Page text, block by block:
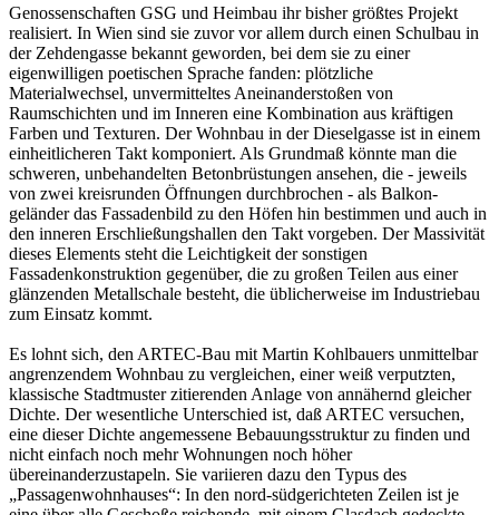
Genossenschaften GSG und Heimbau ihr bisher größtes Projekt
realisiert. In Wien sind sie zuvor vor allem durch einen Schulbau in
der Zehdengasse bekannt geworden, bei dem sie zu einer
eigenwilligen poetischen Sprache fanden: plötzliche
Materialwechsel, unvermitteltes Aneinanderstoßen von
Raumschichten und im Inneren eine Kombination aus kräftigen
Farben und Texturen. Der Wohnbau in der Dieselgasse ist in einem
einheitlicheren Takt komponiert. Als Grundmaß könnte man die
schweren, unbehandelten Betonbrüstungen ansehen, die - jeweils
von zwei kreisrunden Öffnungen durchbrochen - als Balkon-
geländer das Fassadenbild zu den Höfen hin bestimmen und auch in
den inneren Erschließungshallen den Takt vorgeben. Der Massivität
dieses Elements steht die Leichtigkeit der sonstigen
Fassadenkonstruktion gegenüber, die zu großen Teilen aus einer
glänzenden Metallschale besteht, die üblicherweise im Industriebau
zum Einsatz kommt.
Es lohnt sich, den ARTEC-Bau mit Martin Kohlbauers unmittelbar
angrenzendem Wohnbau zu vergleichen, einer weiß verputzten,
klassische Stadtmuster zitierenden Anlage von annähernd gleicher
Dichte. Der wesentliche Unterschied ist, daß ARTEC versuchen,
eine dieser Dichte angemessene Bebauungsstruktur zu finden und
nicht einfach noch mehr Wohnungen noch höher
übereinanderzustapeln. Sie variieren dazu den Typus des
„Passagenwohnhauses“: In den nord-südgerichteten Zeilen ist je